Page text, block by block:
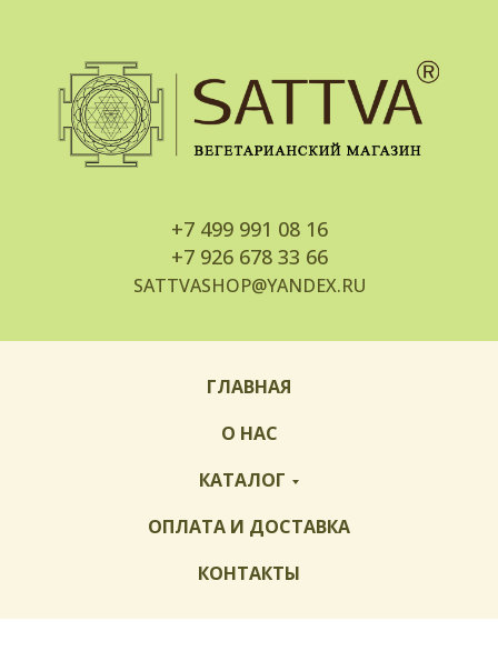
+7 499 991 08 16
+7 926 678 33 66
SATTVASHOP@YANDEX.RU
ГЛАВНАЯ
О НАС
КАТАЛОГ
ОПЛАТА И ДОСТАВКА
КОНТАКТЫ